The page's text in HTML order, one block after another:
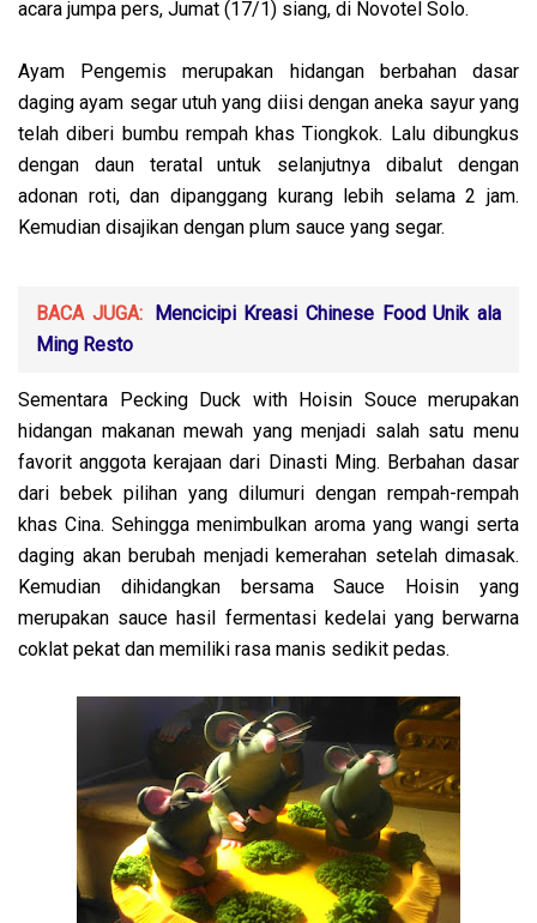
acara jumpa pers, Jumat (17/1) siang, di Novotel Solo.
Ayam Pengemis merupakan hidangan berbahan dasar
daging ayam segar utuh yang diisi dengan aneka sayur yang
telah diberi bumbu rempah khas Tiongkok. Lalu dibungkus
dengan daun teratal untuk selanjutnya dibalut dengan
adonan roti, dan dipanggang kurang lebih selama 2 jam.
Kemudian disajikan dengan plum sauce yang segar.
BACA JUGA: Mencicipi Kreasi Chinese Food Unik ala
Ming Resto
Sementara Pecking Duck with Hoisin Souce merupakan
hidangan makanan mewah yang menjadi salah satu menu
favorit anggota kerajaan dari Dinasti Ming. Berbahan dasar
dari bebek pilihan yang dilumuri dengan rempah-rempah
khas Cina. Sehingga menimbulkan aroma yang wangi serta
daging akan berubah menjadi kemerahan setelah dimasak.
Kemudian dihidangkan bersama Sauce Hoisin yang
merupakan sauce hasil fermentasi kedelai yang berwarna
coklat pekat dan memiliki rasa manis sedikit pedas.